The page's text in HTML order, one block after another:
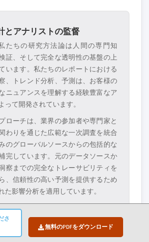
さ
無料のPDFをダウンロード
3.11.2.1 サイバーセキュリティとデータプ
ライバシーのリスク
3.11.2.2 テクノロジー統合の高コスト
性分析
分析
分析
益計算は、個別にプロファイル
メーカー、販売業者、専門業者
の全プレイヤーを考慮したボト
を採用しています。プロファイ
は戦略的に重要なプレイヤーに
おり、市場規模の範囲を定義す
りません。
トップ
地
定のリ
市場アクセスを支
配する販売代理店
やチャネルパート
ナー
的企
トアッ
隣接業
入者
特定の用途やエン
ドユースに特化し
たニッチプレイヤ
とアナリストの監督
たちの研究方法論は人間の専門知
証、そして完全な透明性の基盤の上
います。私たちのレポートにおける
、トレンド分析、予測は、お客様の
ニュアンスを理解する経験豊富なア
って開発されています。
ローチは、業界の参加者や専門家と
わりを通じた広範な一次調査を統合
のグローバルソースからの包括的な
完しています。元のデータソースか
察までの完全なトレーサビリティを
、信頼性の高い予測を提供するため
た影響分析を適用しています。